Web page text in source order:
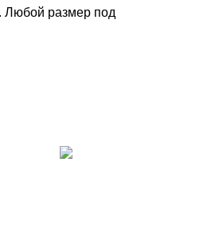
Любой размер под